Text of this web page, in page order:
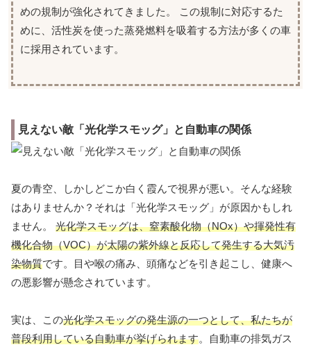
めの規制が強化されてきました。 この規制に対応するた
めに、活性炭を使った蒸発燃料を吸着する方法が多くの車
に採用されています。
見えない敵「光化学スモッグ」と自動車の関係
夏の青空、しかしどこか白く霞んで視界が悪い。そんな経験
はありませんか？それは「光化学スモッグ」が原因かもしれ
ません。 光化学スモッグは、窒素酸化物（NOx）や揮発性有
機化合物（VOC）が太陽の紫外線と反応して発生する大気汚
染物質です。目や喉の痛み、頭痛などを引き起こし、健康へ
の悪影響が懸念されています。
実は、この光化学スモッグの発生源の一つとして、私たちが
普段利用している自動車が挙げられます。自動車の排気ガス